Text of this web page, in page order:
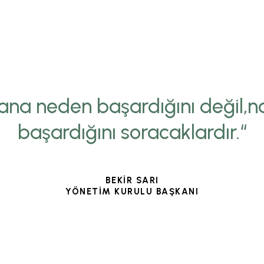
neden başardığını
başardığını soracaklardır.“
BEKİR SARI
YÖNETİM KURULU BAŞKANI